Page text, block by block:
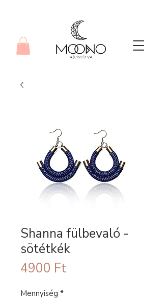
Shanna fülbevaló -
sötétkék
4900 FtÁr
Mennyiség *